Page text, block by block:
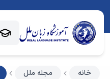
خانه مجله ملل